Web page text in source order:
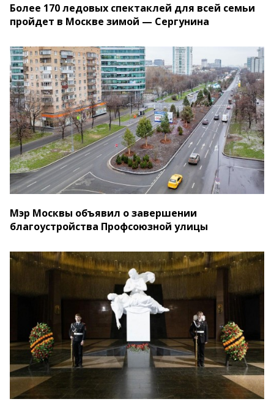
Более 170 ледовых спектаклей для всей семьи
пройдет в Москве зимой — Сергунина
Мэр Москвы объявил о завершении
благоустройства Профсоюзной улицы